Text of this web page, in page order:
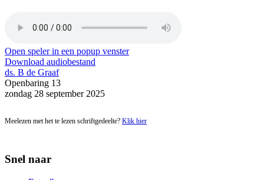
Open speler in een popup venster
Download audiobestand
ds. B de Graaf
Openbaring 13
zondag 28 september 2025
Meelezen met het te lezen schriftgedeelte? Klik hier
Snel naar